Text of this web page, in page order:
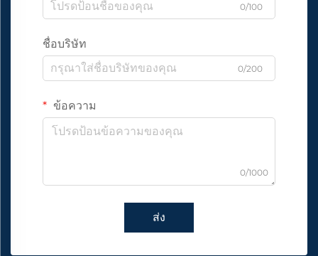
0/100
ชื่อบริษัท
0/200
ข้อความ
0/1000
ส่ง